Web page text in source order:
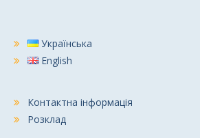
Українська
English
Контактна інформація
Розклад